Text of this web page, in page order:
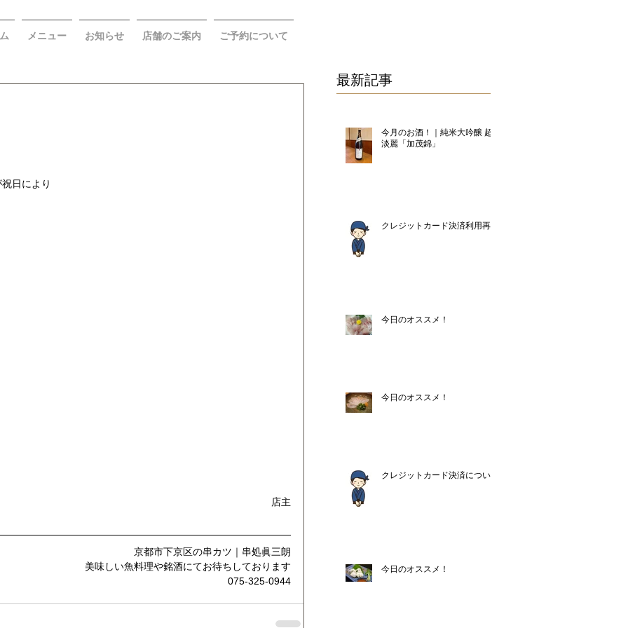
メニュー お知らせ 店舗のご案内 ご予約について
日により
店主
京都市下京区の串カツ｜串処眞三朗
美味しい魚料理や銘酒にてお待ちしております
075-325-0944
最新記事
今月のお酒！｜純米大吟醸 超
淡麗「加茂錦」
クレジットカード決済利用再開
今日のオススメ！
今日のオススメ！
クレジットカード決済について
今日のオススメ！